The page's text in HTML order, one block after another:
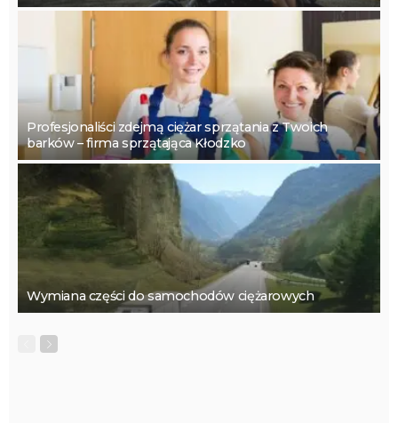
Profesjonaliści zdejmą ciężar sprzątania z Twoich
barków – firma sprzątająca Kłodzko
Wymiana części do samochodów ciężarowych